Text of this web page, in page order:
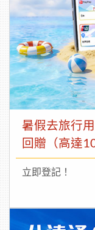
暑假去旅行
回贈（高達
立即登記！